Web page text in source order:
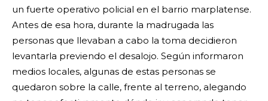
un fuerte operativo policial en el barrio marplatense.
Antes de esa hora, durante la madrugada las
personas que llevaban a cabo la toma decidieron
levantarla previendo el desalojo. Según informaron
medios locales, algunas de estas personas se
quedaron sobre la calle, frente al terreno, alegando